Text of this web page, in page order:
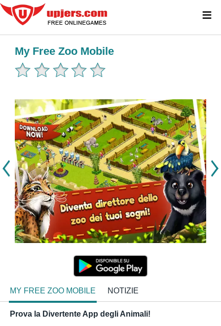
My Free Zoo Mobile
MY FREE ZOO MOBILE NOTIZIE
Prova la Divertente App degli Animali!
≡